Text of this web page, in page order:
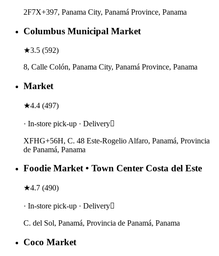
2F7X+397, Panama City, Panamá Province, Panama
Columbus Municipal Market
★3.5 (592)
8, Calle Colón, Panama City, Panamá Province, Panama
Market
★4.4 (497)
· In-store pick-up · Delivery
XFHG+56H, C. 48 Este-Rogelio Alfaro, Panamá, Provincia
de Panamá, Panama
Foodie Market • Town Center Costa del Este
★4.7 (490)
· In-store pick-up · Delivery
C. del Sol, Panamá, Provincia de Panamá, Panama
Coco Market